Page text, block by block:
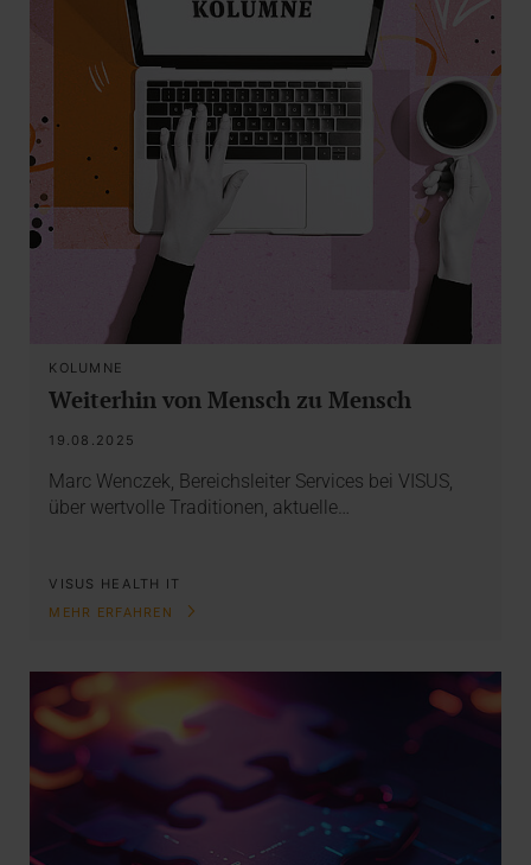
KOLUMNE
Weiterhin von Mensch zu Mensch
19.08.2025
Marc Wenczek, Bereichsleiter Services bei VISUS,
über wertvolle Traditionen, aktuelle…
VISUS HEALTH IT
MEHR ERFAHREN